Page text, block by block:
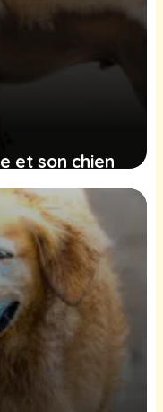
et son chien
avec un